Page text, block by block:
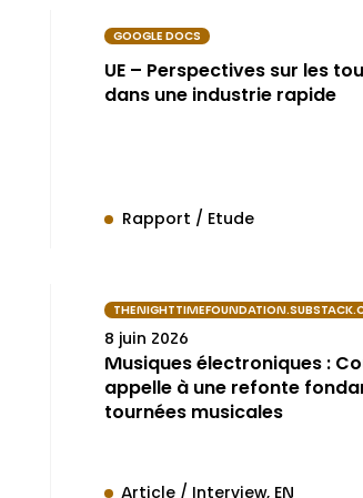
GOOGLE DOCS
UE – Perspectives sur les
dans une industrie rapide
Rapport / Etude
8 juin 2026
Musiques électroniques :
appelle à une refonte
tournées musicales
Article / Interview EN